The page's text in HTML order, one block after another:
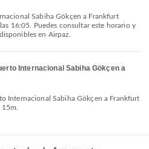
16:05. Puedes consultar este horario y
en Airpaz.
Internacional Sabiha Gökçen a